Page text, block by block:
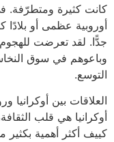
كانت كثيرة ومتطرّفة.
أوروبية عظمى أو بلادًا
جدًّا. لقد تعرضت
وباعوهم في سوق
التوسع.
العلاقات بين أوكرانيا
أوكرانيا هي قلب
كييف أكثر أهمية